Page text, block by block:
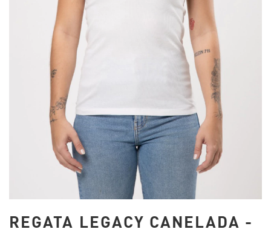
REGATA LEGACY CANELADA -